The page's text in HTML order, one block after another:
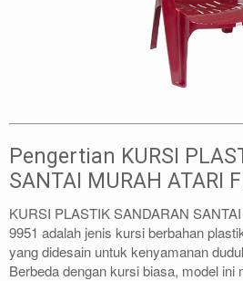
Pengertian KURSI
SANTAI MURAH ATARI
KURSI PLASTIK SANDARAN
9951 adalah jenis kursi berbahan
yang didesain untuk kenyamanan
Berbeda dengan kursi biasa, model ini